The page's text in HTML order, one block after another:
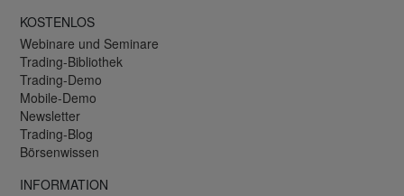
KOSTENLOS
Webinare und Seminare
Trading-Bibliothek
Trading-Demo
Mobile-Demo
Newsletter
Trading-Blog
Börsenwissen
INFORMATION